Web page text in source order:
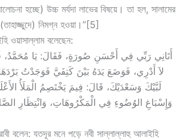
হচ্ছে) উচ্চ মর্যদা লাভের বিষয়ে। তা হল, সালামের
নিমগ্ন হওয়া।”[5]
ওয়াসাল্লাম বলেছেন:
لاَ أَدْرِي، فَوَضَعَ يَدَهُ بَيْنَ كَتِفَيَّ فَوَجَدْتُ
لَبَّيْكَ وَسَعْدَيْكَ، قَالَ: فِيمَ يَخْتَصِمُ الْمَلَأُ
وَإِسْبَاغِ الوُضُوءِ فِي الْمَكْرُوهَاتِ، وَانْتِظَارِ
বলেন: যতদূর মনে পড়ে নবী সাল্লাল্লাহু আলাইহি